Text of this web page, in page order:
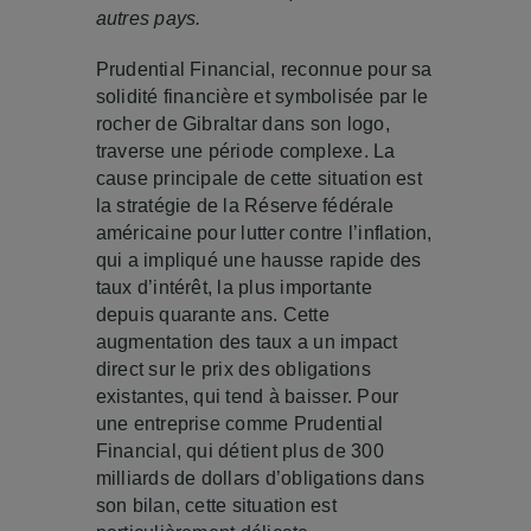
autres pays.
Prudential Financial, reconnue pour sa
solidité financière et symbolisée par le
rocher de Gibraltar dans son logo,
traverse une période complexe. La
cause principale de cette situation est
la stratégie de la Réserve fédérale
américaine pour lutter contre l’inflation,
qui a impliqué une hausse rapide des
taux d’intérêt, la plus importante
depuis quarante ans. Cette
augmentation des taux a un impact
direct sur le prix des obligations
existantes, qui tend à baisser. Pour
une entreprise comme Prudential
Financial, qui détient plus de 300
milliards de dollars d’obligations dans
son bilan, cette situation est